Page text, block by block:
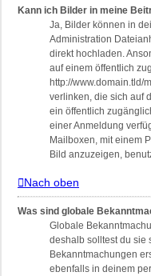
Kann ich Bilder in meine
Ja, Bilder können in
Administration
direkt hochladen.
auf einem öffentlich
http://www.domain.tld/
verlinken, die sich auf
ein öffentlich
einer Anmeldung
Mailboxen, mit einem
Bild anzuzeigen,
Nach oben
Was sind globale
Globale
deshalb solltest du sie
Bekanntmachungen
ebenfalls in deinem